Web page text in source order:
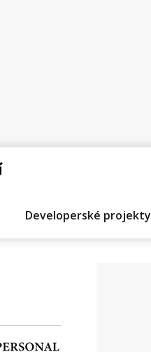
Developerské projekty